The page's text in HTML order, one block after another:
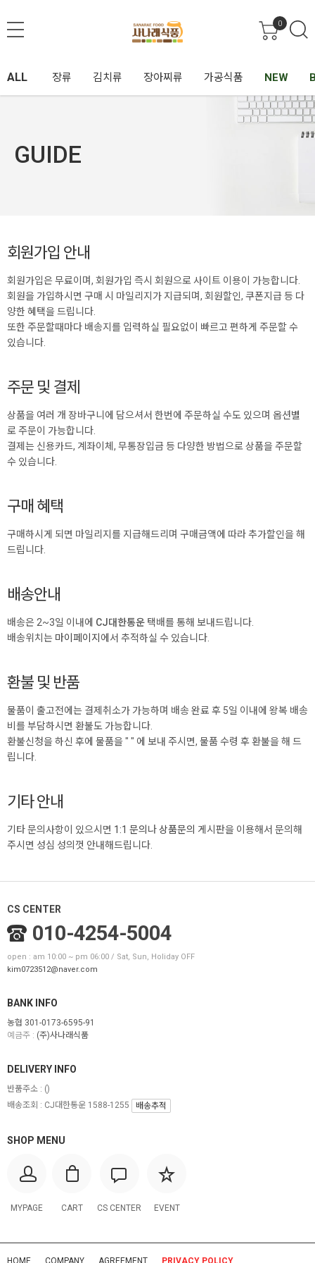
0
ALL 장류 김치류 장아찌류 가공식품 NEW
GUIDE
회원가입 안내
회원가입은 무료이며, 회원가입 즉시 회원으로 사이트 이용이 가능합니다.
회원을 가입하시면 구매 시 마일리지가 지급되며, 회원할인, 쿠폰지급 등 다
양한 혜택을 드립니다.
또한 주문할때마다 배송지를 입력하실 필요없이 빠르고 편하게 주문할 수
있습니다.
주문 및 결제
상품을 여러 개 장바구니에 담으셔서 한번에 주문하실 수도 있으며 옵션별
로 주문이 가능합니다.
결제는 신용카드, 계좌이체, 무통장입금 등 다양한 방법으로 상품을 주문할
수 있습니다.
구매 혜택
구매하시게 되면 마일리지를 지급해드리며 구매금액에 따라 추가할인을 해
드립니다.
배송안내
배송은 2~3일 이내에 CJ대한통운 택배를 통해 보내드립니다.
배송위치는 마이페이지 에서 추적하실 수 있습니다.
환불 및 반품
물품이 출고전에는 결제취소가 가능하며 배송 완료 후 5일 이내에 왕복 배송
비를 부담하시면 환불도 가능합니다.
환불신청을 하신 후에 물품을 " " 에 보내 주시면, 물품 수령 후 환불을 해 드
립니다.
기타 안내
기타 문의사항이 있으시면 1:1 문의 나상품문의 게시판을 이용해서 문의해
주시면 성심 성의껏 안내해드립니다.
CS CENTER
010-4254-5004
open : am 10:00 ~ pm 06:00 / Sat, Sun, Holiday OFF
kim0723512@naver.com
BANK INFO
농협 301-0173-6595-91
예금주 : (주)사나래식품
SHOP MENU
MYPAGE CART CS CENTER EVENT
DELIVERY INFO
반품주소 : ()
배송조회 : CJ대한통운 1588-1255
배송추적
HOME COMPANY AGREEMENT PRIVACY POLICY